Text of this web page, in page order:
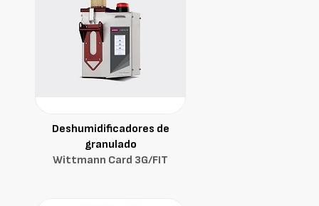
Deshumidificadores de
granulado
Wittmann Card 3G/FIT